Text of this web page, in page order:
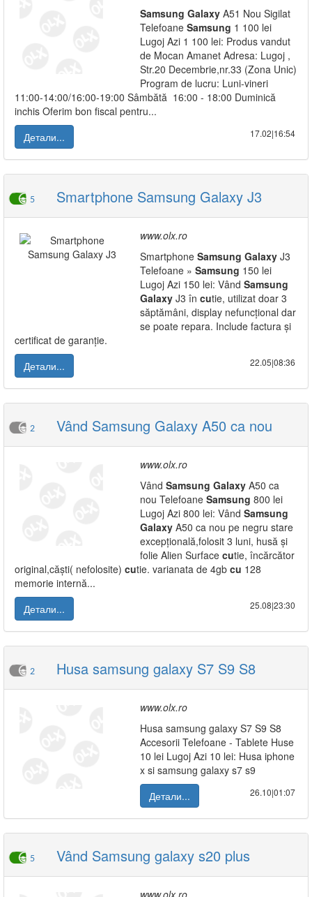
Samsung Galaxy A51 Nou Sigilat
Telefoane Samsung 1 100 lei
Lugoj Azi 1 100 lei: Produs vandut
de Mocan Amanet Adresa: Lugoj ,
Str.20 Decembrie,nr.33 (Zona Unic)
Program de lucru: Luni-vineri
11:00-14:00/16:00-19:00 Sâmbătă 16:00 - 18:00 Duminică
inchis Oferim bon fiscal pentru...
Детали...
17.02|16:54
5 Smartphone Samsung Galaxy J3
www.olx.ro
Smartphone Samsung Galaxy J3
Telefoane » Samsung 150 lei
Lugoj Azi 150 lei: Vând Samsung
Galaxy J3 în cutie, utilizat doar 3
săptămâni, display nefuncțional dar
se poate repara. Include factura și
certificat de garanție.
Детали...
22.05|08:36
2 Vând Samsung Galaxy A50 ca nou
www.olx.ro
Vând Samsung Galaxy A50 ca
nou Telefoane Samsung 800 lei
Lugoj Azi 800 lei: Vând Samsung
Galaxy A50 ca nou pe negru stare
excepțională,folosit 3 luni, husă și
folie Alien Surface cutie, încărcător
original,căști( nefolosite) cutie. varianata de 4gb cu 128
memorie internă...
Детали...
25.08|23:30
2 Husa samsung galaxy S7 S9 S8
www.olx.ro
Husa samsung galaxy S7 S9 S8
Accesorii Telefoane - Tablete Huse
10 lei Lugoj Azi 10 lei: Husa iphone
x si samsung galaxy s7 s9
Детали...
26.10|01:07
5 Vând Samsung galaxy s20 plus
www.olx.ro